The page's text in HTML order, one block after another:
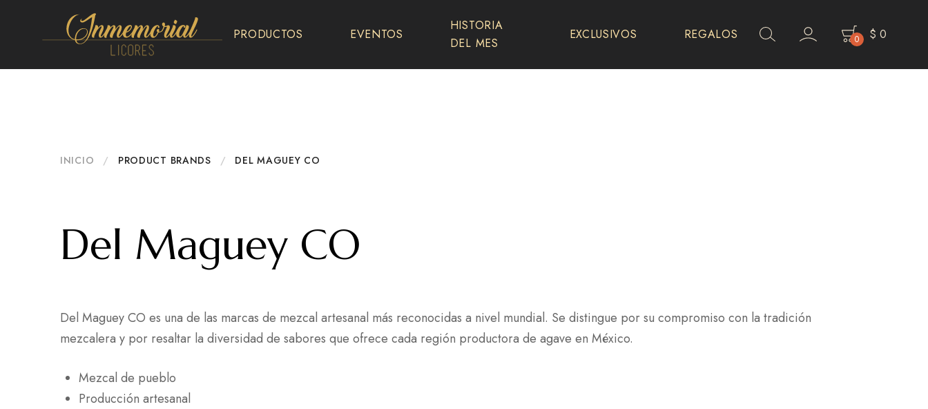
Licores
PRODUCTOS EVENTOS
HISTORIA
DEL MES
EXCLUSIVOS REGALOS 0 $ 0
INICIO / PRODUCT BRANDS / DEL MAGUEY CO
Del Maguey CO
Del Maguey CO es una de las marcas de mezcal artesanal más reconocidas a nivel mundial. Se distingue por su compromiso con la tradición
mezcalera y por resaltar la diversidad de sabores que ofrece cada región productora de agave en México.
Mezcal de pueblo
Producción artesanal